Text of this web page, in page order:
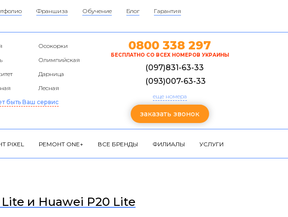
Франшиза Обучение Блог
Гарантия
Осокорки
Олимпийская
Дарница
Лесная
быть Ваш сервис
0800 338 297
БЕСПЛАТНО СО ВСЕХ НОМЕРОВ УКРАИНЫ
(097)831-63-33
(093)007-63-33
еще номера
заказать звонок
PIXEL РЕМОНТ ONE+ ВСЕ БРЕНДЫ ФИЛИАЛЫ УСЛУГИ
и Huawei P20 Lite